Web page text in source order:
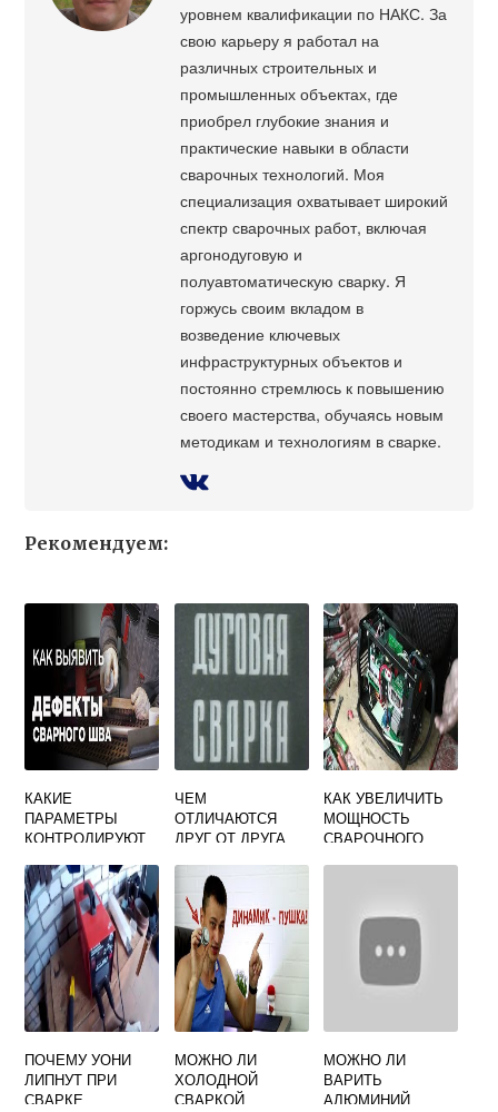
уровнем квалификации по НАКС. За
свою карьеру я работал на
различных строительных и
промышленных объектах, где
приобрел глубокие знания и
практические навыки в области
сварочных технологий. Моя
специализация охватывает широкий
спектр сварочных работ, включая
аргонодуговую и
полуавтоматическую сварку. Я
горжусь своим вкладом в
возведение ключевых
инфраструктурных объектов и
постоянно стремлюсь к повышению
своего мастерства, обучаясь новым
методикам и технологиям в сварке.
Рекомендуем:
КАКИЕ
ПАРАМЕТРЫ
КОНТРОЛИРУЮТ
СВАРКИ
ЧЕМ
ОТЛИЧАЮТСЯ
ДРУГ ОТ ДРУГА
ПЛАВЛЕНИЕМ
КАК УВЕЛИЧИТЬ
МОЩНОСТЬ
СВАРОЧНОГО
ПОЧЕМУ УОНИ
ЛИПНУТ ПРИ
СВАРКЕ
МОЖНО ЛИ
ХОЛОДНОЙ
СВАРКОЙ
МОЖНО ЛИ
ВАРИТЬ
АЛЮМИНИЙ